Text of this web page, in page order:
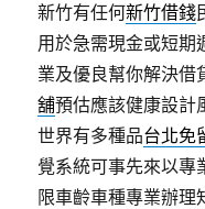
新竹有任何新竹借錢
用於急需現金或短期
業及優良幫你解決借
舖預估應該健康設計
世界有多種品台北免
覺系統可事先來以專
限車齡車種專業辦理